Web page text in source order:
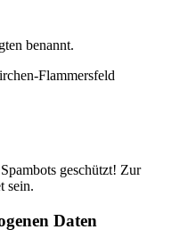
benannt.
Flammersfeld
geschützt! Zur
sein.
Daten